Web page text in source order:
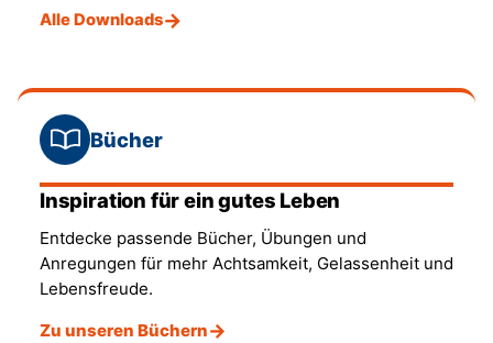
Alle Downloads
Bücher
Inspiration für ein gutes Leben
Entdecke passende Bücher, Übungen und
Anregungen für mehr Achtsamkeit, Gelassenheit und
Lebensfreude.
Zu unseren Büchern